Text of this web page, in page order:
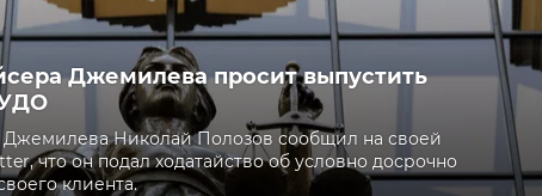
Джемилева просит выпустить
Джемилева Николай Полозов сообщил на своей
что он подал ходатайство об условно досрочно
клиента.